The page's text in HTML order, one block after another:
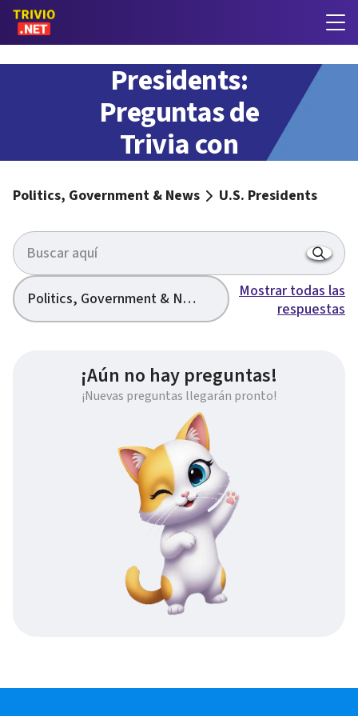
U.S.
Presidents:
Preguntas de
Trivia con
Politics, Government & News U.S. Presidents
Politics, Government & News
Mostrar todas las
respuestas
¡Aún no hay preguntas!
¡Nuevas preguntas llegarán pronto!